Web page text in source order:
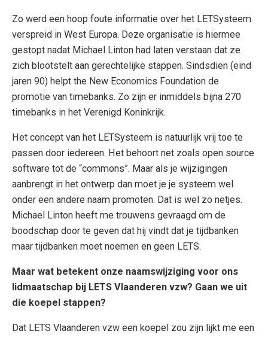
Zo werd een hoop foute informatie over het LETSysteem
verspreid in West Europa. Deze organisatie is hiermee
gestopt nadat Michael Linton had laten verstaan dat ze
zich blootstelt aan gerechtelijke stappen. Sindsdien (eind
jaren 90) helpt the New Economics Foundation de
promotie van timebanks. Zo zijn er inmiddels bijna 270
timebanks in het Verenigd Koninkrijk.
Het concept van het LETSysteem is natuurlijk vrij toe te
passen door iedereen. Het behoort net zoals open source
software tot de “commons”. Maar als je wijzigingen
aanbrengt in het ontwerp dan moet je je systeem wel
onder een andere naam promoten. Dat is wel zo netjes.
Michael Linton heeft me trouwens gevraagd om de
boodschap door te geven dat hij vindt dat je tijdbanken
maar tijdbanken moet noemen en geen LETS.
Maar wat betekent onze naamswijziging voor ons
lidmaatschap bij LETS Vlaanderen vzw? Gaan we uit
die koepel stappen?
Dat LETS Vlaanderen vzw een koepel zou zijn lijkt me een